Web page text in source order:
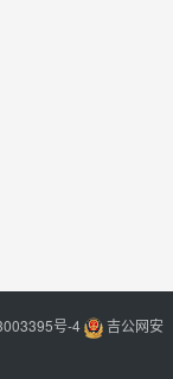
号-4
吉公网安